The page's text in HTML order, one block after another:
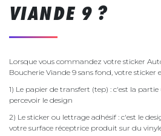
VIANDE 9 ?
Lorsque vous commandez votre sticker
Boucherie Viande 9 sans fond, votre sticker
1) Le papier de transfert (tep) : c'est la
percevoir le design
2) Le sticker ou lettrage adhésif : c'est le
votre surface réceptrice produit sur du